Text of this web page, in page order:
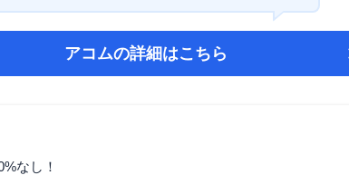
アコムの詳細はこちら
なし！